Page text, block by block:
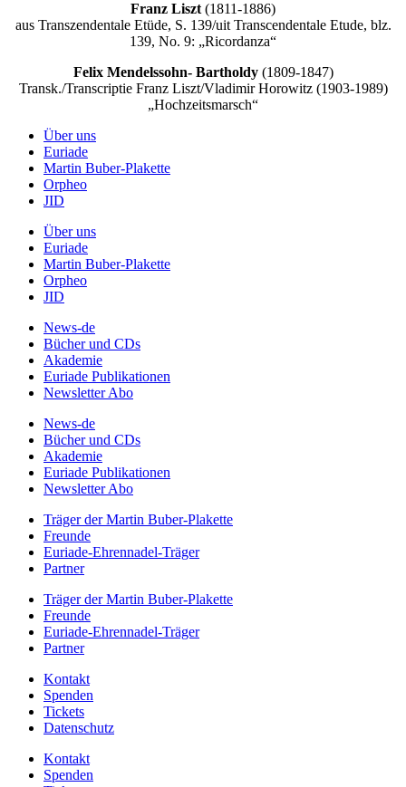
Franz Liszt (1811-1886)
aus Transzendentale Etüde, S. 139/uit Transcendentale Etude, blz.
139, No. 9: „Ricordanza“
Felix Mendelssohn- Bartholdy (1809-1847)
Transk./Transcriptie Franz Liszt/Vladimir Horowitz (1903-1989)
„Hochzeitsmarsch“
Über uns
Euriade
Martin Buber-Plakette
Orpheo
JID
Über uns
Euriade
Martin Buber-Plakette
Orpheo
JID
News-de
Bücher und CDs
Akademie
Euriade Publikationen
Newsletter Abo
News-de
Bücher und CDs
Akademie
Euriade Publikationen
Newsletter Abo
Träger der Martin Buber-Plakette
Freunde
Euriade-Ehrennadel-Träger
Partner
Träger der Martin Buber-Plakette
Freunde
Euriade-Ehrennadel-Träger
Partner
Kontakt
Spenden
Tickets
Datenschutz
Kontakt
Spenden